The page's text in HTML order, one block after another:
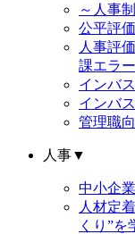
～人事
公平評
人事評
課エラ
インバ
インバ
管理職
人事▼
中小企
人材定
くり”を